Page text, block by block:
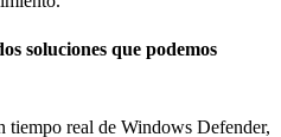
soluciones que podemos
real de Windows Defender,